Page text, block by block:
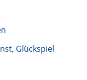
…
Glückspiel